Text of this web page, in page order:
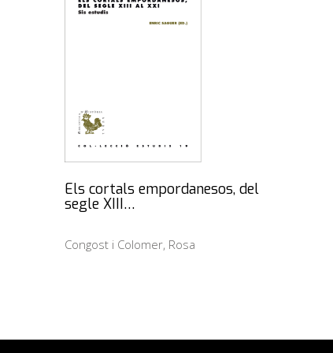
Els cortals empordanesos, del
segle XIII…
Congost i Colomer, Rosa